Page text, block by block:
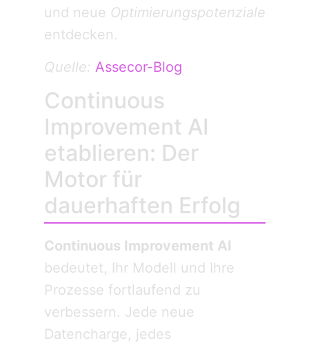
und neue Optimierungspotenziale
entdecken.
Quelle: Assecor-Blog
Continuous
Improvement AI
etablieren: Der
Motor für
dauerhaften Erfolg
Continuous Improvement AI
bedeutet, Ihr Modell und Ihre
Prozesse fortlaufend zu
verbessern. Jede neue
Datencharge, jedes